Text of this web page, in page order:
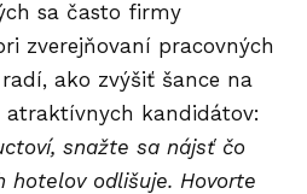
sa často firmy
zverejňovaní pracovných
ako zvýšiť šance na
kandidátov:
snažte sa nájsť čo
hotelov odlišuje. Hovorte